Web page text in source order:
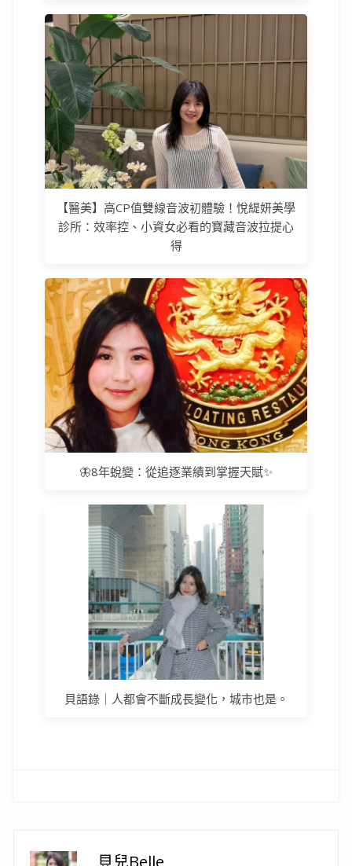
【醫美】高CP值雙線音波初體驗！悅緹妍美學
診所：效率控、小資女必看的寶藏音波拉提心
得
🦋8年蛻變：從追逐業績到掌握天賦✨
貝語錄｜人都會不斷成長變化，城市也是。
貝兒Belle